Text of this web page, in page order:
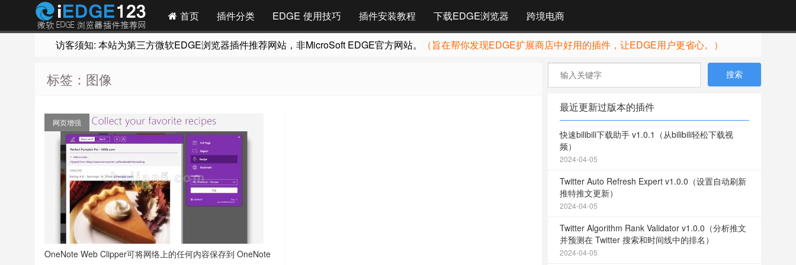
首页 插件分类 EDGE 使用技巧 插件安装教程 下载EDGE浏览器 跨境电商
访客须知: 本站为第三方微软EDGE浏览器插件推荐网站，非MicroSoft EDGE官方网站。 （旨在帮你发现EDGE扩展商店中好用的插件，让EDGE用户更省心。）
标签：图像
网页增强
OneNote Web Clipper可将网络上的任何内容保存到 OneNote
最近更新过版本的插件
快速bilibili下载助手 v1.0.1（从bilibili轻松下载视
频）
2024-04-05
Twitter Auto Refresh Expert v1.0.0（设置自动刷新
推特推文更新）
2024-04-05
Twitter Algorithm Rank Validator v1.0.0（分析推文
并预测在 Twitter 搜索和时间线中的排名）
2024-04-05